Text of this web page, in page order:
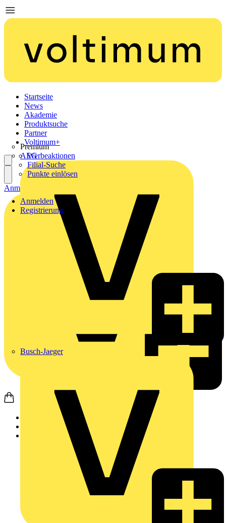
Startseite
News
Akademie
Produktsuche
Partner
Premium
AEG
Busch-Jaeger
Voltimum+
Werbeaktionen
Filial-Suche
Punkte einlösen
Anmelden
Registrierung
Anmelden